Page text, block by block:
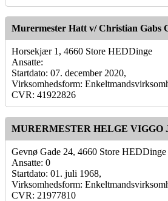
Murermester Hatt v/ Christian Gabs
Horsekjær 1, 4660 Store HEDDinge
Ansatte:
Startdato: 07. december 2020,
Virksomhedsform:
CVR: 41922826
MURERMESTER HELGE VIGGO
Gevnø Gade 24, 4660 Store HEDDinge
Ansatte: 0
Startdato: 01. juli 1968,
Virksomhedsform:
CVR: 21977810